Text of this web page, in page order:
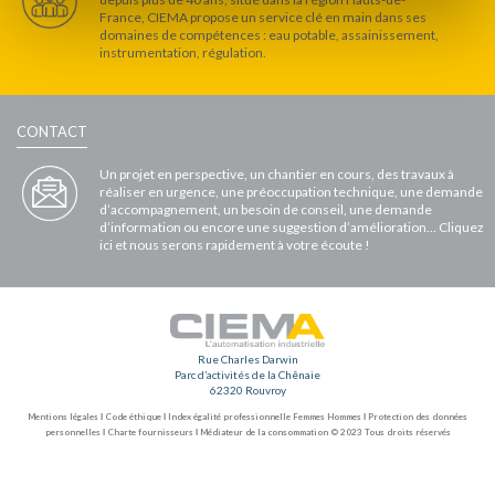
France, CIEMA propose un service clé en main dans ses
domaines de compétences : eau potable, assainissement,
instrumentation, régulation.
CONTACT
Un projet en perspective, un chantier en cours, des travaux à
réaliser en urgence, une préoccupation technique, une demande
d’accompagnement, un besoin de conseil, une demande
d’information ou encore une suggestion d’amélioration… Cliquez
ici et nous serons rapidement à votre écoute !
Rue Charles Darwin
Parc d’activités de la Chênaie
62320 Rouvroy
Mentions légales Ι Code éthique Ι Index égalité professionnelle Femmes Hommes Ι Protection des données
personnelles Ι Charte fournisseurs Ι Médiateur de la consommation© 2023 Tous droits réservés